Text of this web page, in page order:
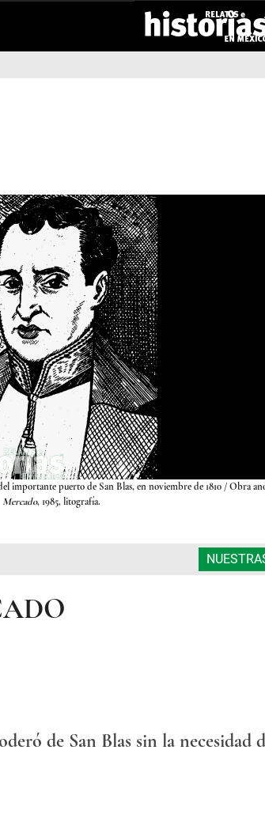
importante puerto de San Blas, en noviembre de 1810 / Obra
Mercado, 1985, litografía.
de San Blas sin la necesidad